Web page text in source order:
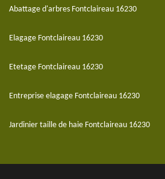
Abattage d'arbres Fontclaireau 16230
Elagage Fontclaireau 16230
Etetage Fontclaireau 16230
Entreprise elagage Fontclaireau 16230
Jardinier taille de haie Fontclaireau 16230